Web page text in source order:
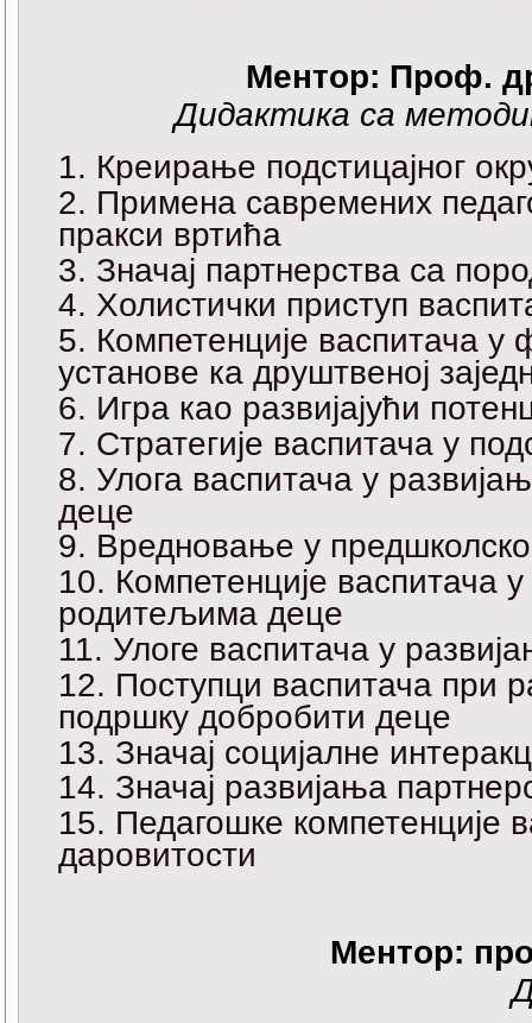
Ментор: Проф.
Дидактика са
Креирање подстицајног
Примена савремених
пракси вртића
Значај партнерства са
Холистички приступ
Компетенције васпитача у
установе ка друштвеној
Игра као развијајући
Стратегије васпитача у
Улога васпитача у
деце
Вредновање у
Компетенције васпитача
родитељима деце
Улоге васпитача у
Поступци васпитача при
подршку добробити деце
Значај социјалне
Значај развијања
Педагошке компетенције
даровитости
Ментор: